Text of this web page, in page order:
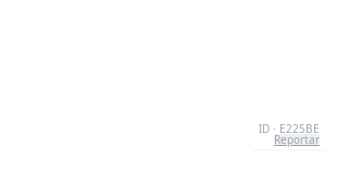
ID · E225BE
Reportar